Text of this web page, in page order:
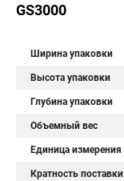
GS3000
Ширина упаковки
Высота упаковки
Глубина упаковки
Объемный вес
Единица измерения
Кратность поставки